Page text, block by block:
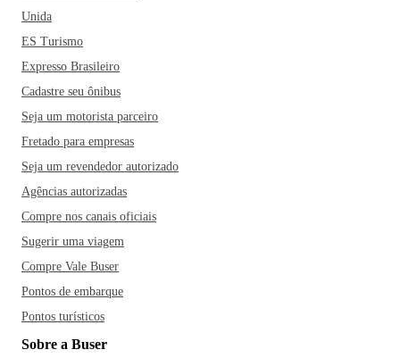
Unida
ES Turismo
Expresso Brasileiro
Cadastre seu ônibus
Seja um motorista parceiro
Fretado para empresas
Seja um revendedor autorizado
Agências autorizadas
Compre nos canais oficiais
Sugerir uma viagem
Compre Vale Buser
Pontos de embarque
Pontos turísticos
Sobre a Buser